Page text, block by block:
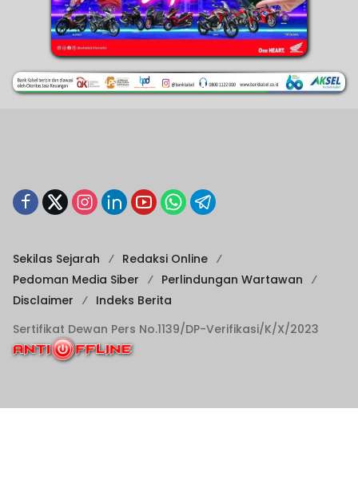
Sekilas Sejarah
Redaksi Online
Pedoman Media Siber
Perlindungan Wartawan
Disclaimer
Indeks Berita
Sertifikat Dewan Pers No.1139/DP-Verifikasi/K/X/2023